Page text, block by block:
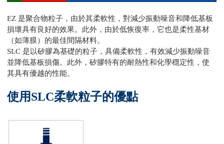
EZ 是聚合物粒子，由於其柔軟性，對減少振動噪音和降低基板
損壞具有良好的效果。此外，由於低恢復率，它也是柔性基材
（如薄膜）的最佳間隔材料。
SLC 是以矽膠為基礎的粒子，具備柔軟性，有效減少振動噪音
並降低基板損傷。此外，矽膠特有的耐熱性和化學穩定性，使
其具有優越的性能。
使用SLC柔軟粒子的優點